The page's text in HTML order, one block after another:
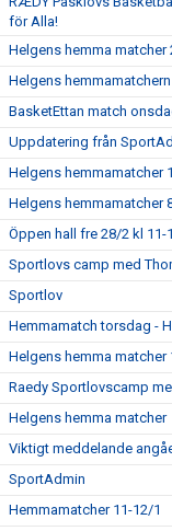
för Alla!
Helgens hemma matcher
Helgens
BasketEttan match
Uppdatering från
Helgens hemmamatcher
Helgens hemmamatcher
Öppen hall fre 28/2 kl 11-
Sportlovs camp med
Sportlov
Hemmamatch torsdag -
Helgens hemma matcher
Raedy Sportlovscamp
Helgens hemma matcher
Viktigt meddelande
SportAdmin
Hemmamatcher 11-12/1